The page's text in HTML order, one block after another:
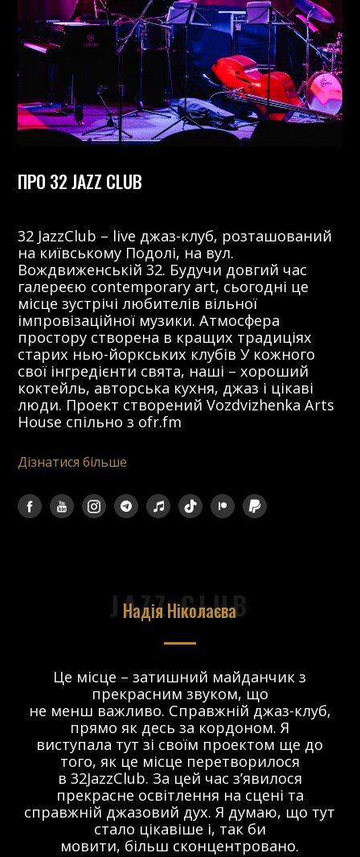
ПРО 32 JAZZ CLUB
32 JazzClub – live джаз-клуб, розташований
на київському Подолі, на вул.
Вождвиженській 32. Будучи довгий час
галереєю contemporary art, сьогодні це
місце зустрічі любителів вільної
імпровізаційної музики. Атмосфера
простору створена в кращих традиціях
старих нью-йоркських клубів У кожного
свої інгредієнти свята, наші – хороший
коктейль, авторська кухня, джаз і цікаві
люди. Проект створений Vozdvizhenka Arts
House спільно з ofr.fm
Дізнатися більше
JAZZ CLUB
Надія Ніколаєва
Це місце – затишний майданчик з
прекрасним звуком, що
не менш важливо. Справжній джаз-клуб,
прямо як десь за кордоном. Я
виступала тут зі своїм проектом ще до
того, як це місце перетворилося
в 32JazzClub. За цей час з’явилося
прекрасне освітлення на сцені та
справжній джазовий дух. Я думаю, що тут
стало цікавіше і, так би
мовити, більш сконцентровано.